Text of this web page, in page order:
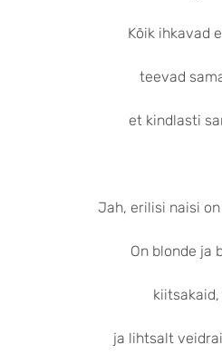
Kõik ihkavad
teevad
et kindlasti
Jah, erilisi naisi
On blonde ja
kiitsakaid,
ja lihtsalt